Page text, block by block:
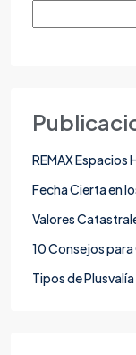
REMAX Espacios
Fecha Cierta en
Valores
10 Consejos
Tipos de Plusvalía